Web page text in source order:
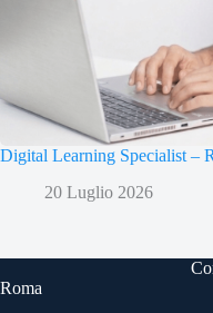
Digital Learning Specialist –
20 Luglio 2026
Roma